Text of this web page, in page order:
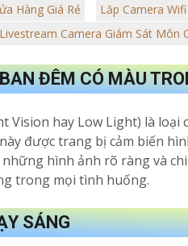
Hàng Giá Rẻ Lăp Camera
Livestream Camera Giám Sát Môn
ĐÊM CÓ MÀU
hay Low Light) là
được trang bị cảm biến
hình ảnh rõ ràng và
trong mọi tình huống.
SÁNG